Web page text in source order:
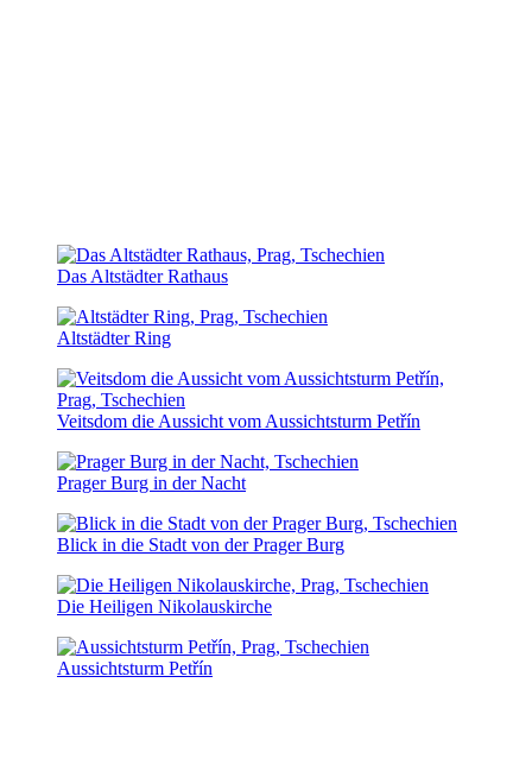
Das Altstädter Rathaus
Altstädter Ring
Veitsdom die Aussicht vom Aussichtsturm Petřín
Prager Burg in der Nacht
Blick in die Stadt von der Prager Burg
Die Heiligen Nikolauskirche
Aussichtsturm Petřín